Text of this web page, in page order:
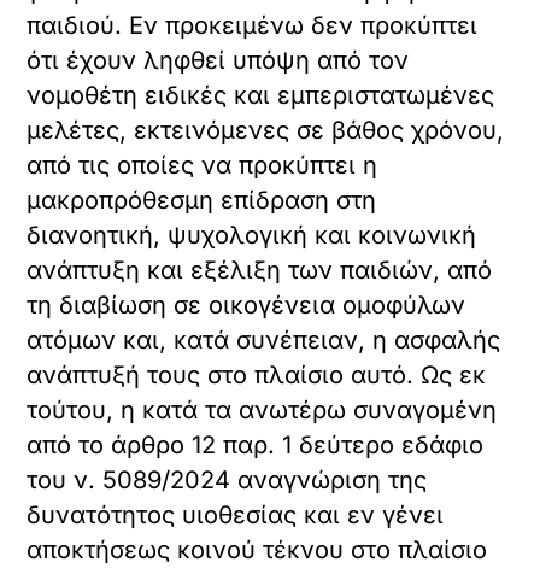
παιδιού. Εν προκειμένω δεν προκύπτει
ότι έχουν ληφθεί υπόψη από τον
νομοθέτη ειδικές και εμπεριστατωμένες
μελέτες, εκτεινόμενες σε βάθος χρόνου,
από τις οποίες να προκύπτει η
μακροπρόθεσμη επίδραση στη
διανοητική, ψυχολογική και κοινωνική
ανάπτυξη και εξέλιξη των παιδιών, από
τη διαβίωση σε οικογένεια ομοφύλων
ατόμων και, κατά συνέπειαν, η ασφαλής
ανάπτυξή τους στο πλαίσιο αυτό. Ως εκ
τούτου, η κατά τα ανωτέρω συναγομένη
από το άρθρο 12 παρ. 1 δεύτερο εδάφιο
του ν. 5089/2024 αναγνώριση της
δυνατότητος υιοθεσίας και εν γένει
αποκτήσεως κοινού τέκνου στο πλαίσιο